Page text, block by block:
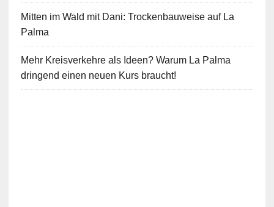
Mitten im Wald mit Dani: Trockenbauweise auf La
Palma
Mehr Kreisverkehre als Ideen? Warum La Palma
dringend einen neuen Kurs braucht!